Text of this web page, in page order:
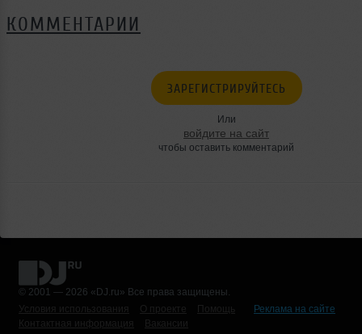
КОММЕНТАРИИ
ЗАРЕГИСТРИРУЙТЕСЬ
Или
войдите на сайт
чтобы оставить комментарий
© 2001 — 2026 «DJ.ru» Все права защищены.
Условия использования
О проекте Помощь
Реклама на сайте
Контактная информация
Вакансии